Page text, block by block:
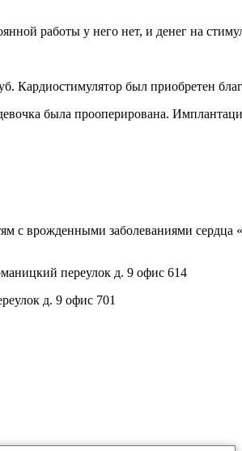
работы у него нет, и денег на
Кардиостимулятор был приобретен
была прооперирована.
с врожденными заболеваниями сердца
переулок д. 9 офис 614
д. 9 офис 701